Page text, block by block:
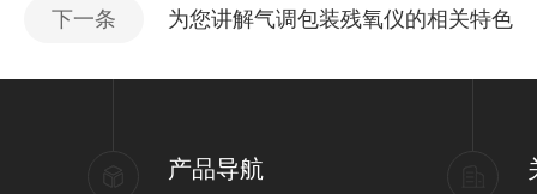
下一条 为您讲解气调包装残氧仪的相关特色
产品导航